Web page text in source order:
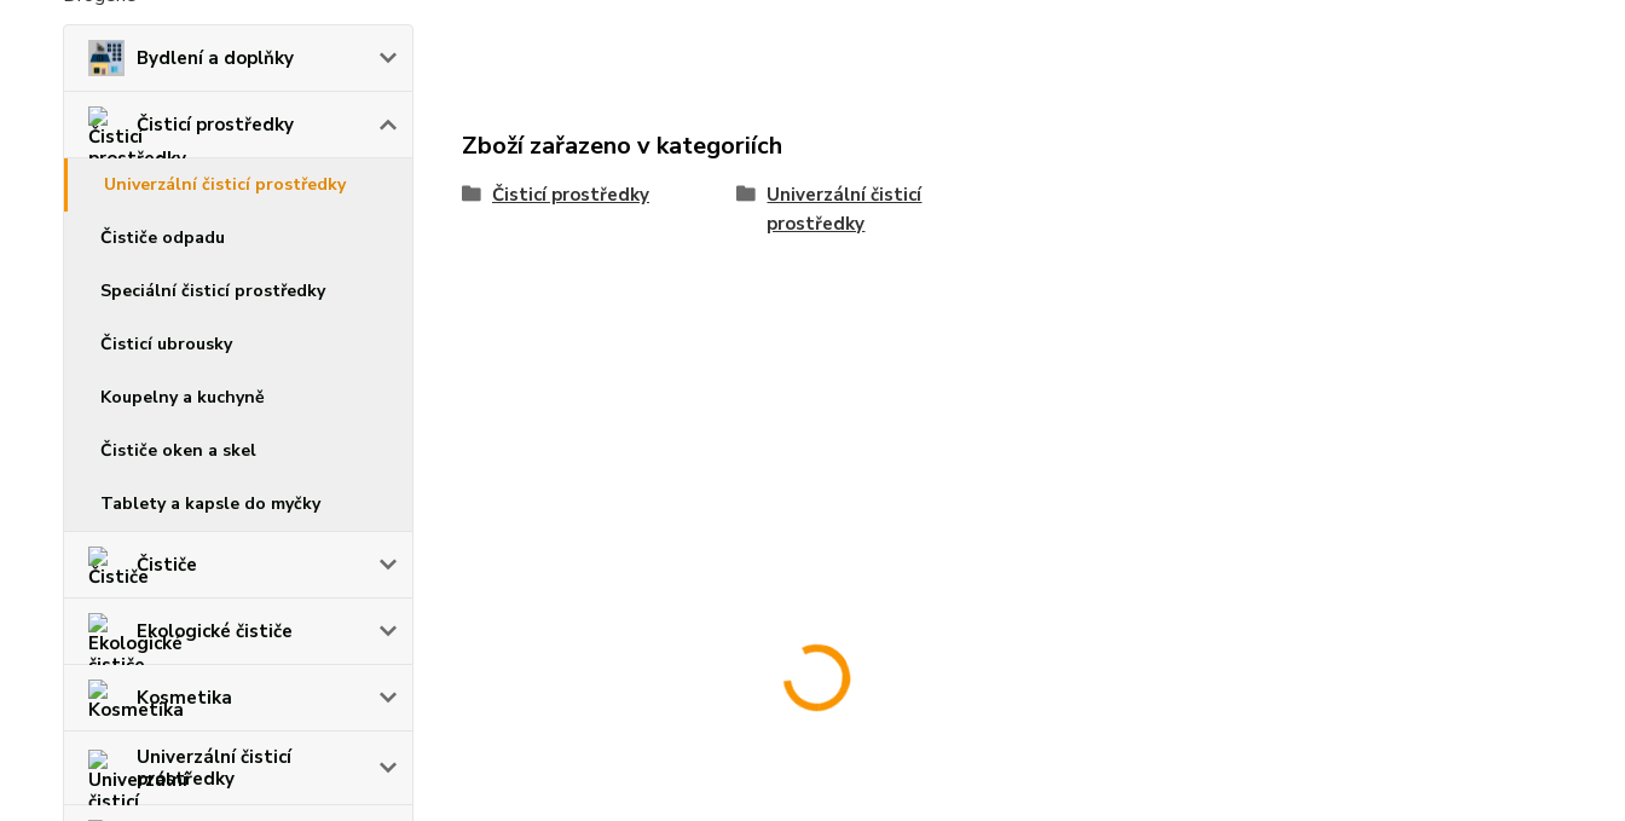
Bydlení a doplňky
Čisticí prostředky
Univerzální čisticí prostředky
Čističe odpadu
Speciální čisticí prostředky
Čisticí ubrousky
Koupelny a kuchyně
Čističe oken a skel
Tablety a kapsle do myčky
Čističe
Ekologické čističe
Kosmetika
Univerzální čisticí
prostředky
Zboží zařazeno v kategoriích
Čisticí prostředky
Univerzální čisticí
prostředky